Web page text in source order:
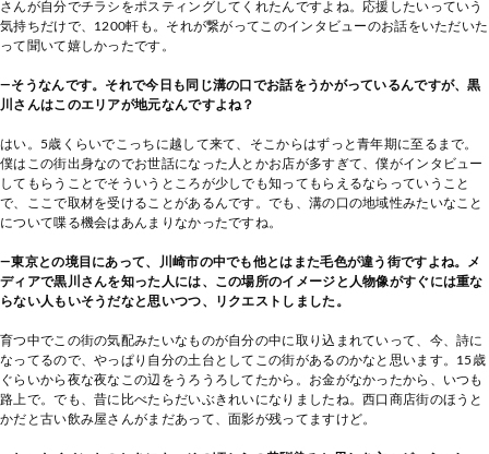
さんが自分でチラシをポスティングしてくれたんですよね。応援したいっていう
気持ちだけで、1200軒も。それが繋がってこのインタビューのお話をいただいた
って聞いて嬉しかったです。
―そうなんです。それで今日も同じ溝の口でお話をうかがっているんですが、黒
川さんはこのエリアが地元なんですよね？
はい。5歳くらいでこっちに越して来て、そこからはずっと青年期に至るまで。
僕はこの街出身なのでお世話になった人とかお店が多すぎて、僕がインタビュー
してもらうことでそういうところが少しでも知ってもらえるならっていうこと
で、ここで取材を受けることがあるんです。でも、溝の口の地域性みたいなこと
について喋る機会はあんまりなかったですね。
―東京との境目にあって、川崎市の中でも他とはまた毛色が違う街ですよね。メ
ディアで黒川さんを知った人には、この場所のイメージと人物像がすぐには重な
らない人もいそうだなと思いつつ、リクエストしました。
育つ中でこの街の気配みたいなものが自分の中に取り込まれていって、今、詩に
なってるので、やっぱり自分の土台としてこの街があるのかなと思います。15歳
ぐらいから夜な夜なこの辺をうろうろしてたから。お金がなかったから、いつも
路上で。でも、昔に比べたらだいぶきれいになりましたね。西口商店街のほうと
かだと古い飲み屋さんがまだあって、面影が残ってますけど。